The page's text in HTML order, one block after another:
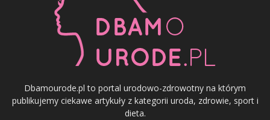
Dbamourode.pl to portal urodowo-zdrowotny na którym
publikujemy ciekawe artykuły z kategorii uroda, zdrowie, sport i
dieta.